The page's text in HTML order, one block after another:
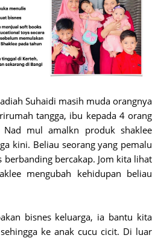
Suhaidi masih muda orangnya
tangga, ibu kepada 4 orang
Nad mul amalkn produk shaklee
kini. Beliau seorang yang pemalu
bercakap. Jom kita lihat
mengubah kehidupan beliau
bisnes keluarga, ia bantu kita
ke anak cucu cicit. Di luar